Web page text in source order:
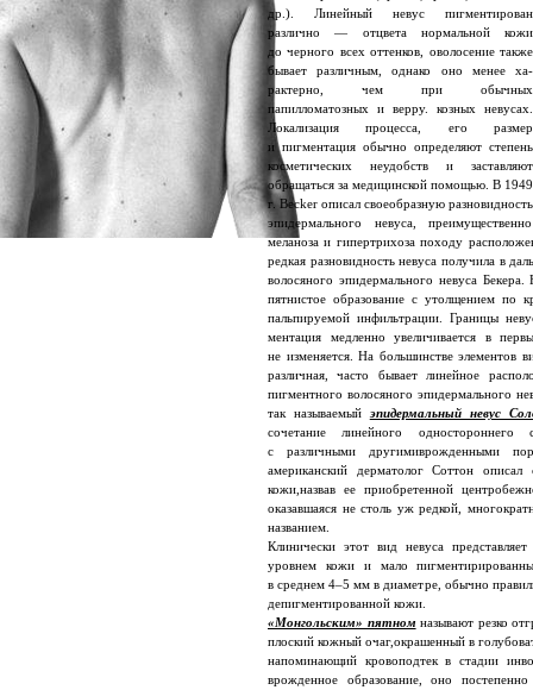
др.). Линейный невус пигментирован
различно — отцвета нормальной кожи
до черного всех оттенков, ово­лосение также
бывает различным, однако оно менее ха­
рактерно, чем при обычных
папилломатозных и верру. козных невусах.
Локализация процесса, его размер
и пигментация обычно определяют степень
косметических неудобств и заставляют
обращаться за медицинской помощью. В 1949
г. Весker описал своеобразную разновидность
эпидермального невуса,
меланоза и гипертрихоза походу
редкая разновидность невуса получила в
волосяного эпи­дермального невуса
пятнис­тое образование с утолщением по
пальпируемой инфильтрации. Границы
ментация медленно увеличивается в
не изменяется. На боль­шинстве элементов
различная, часто бывает линейное
пигментного волосяного эпидермального
так называемый эпидермальный невус
сочетание линейного одностороннего
с различными другимиврожденными
американский дерматолог Соттон
кожи,назвав ее приобретенной
оказавшаяся не столь уж редкой,
названием.
Клинически этот вид невуса
уровнем кожи и мало
в среднем 4–5 мм в диаметре, обычно
депигментированной кожи.
«Монгольским» пятном называют резко
плоский кожный очаг,окрашенный в
напоминающий кровоподтек в стадии
врожденное образование, оно